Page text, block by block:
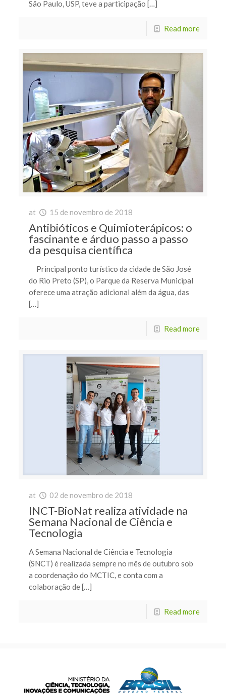
São Paulo, USP, teve a participação […]
Read more
at 15 de novembro de 2018
Antibióticos e Quimioterápicos: o
fascinante e árduo passo a passo
da pesquisa científica
Principal ponto turístico da cidade de São José
do Rio Preto (SP), o Parque da Reserva Municipal
oferece uma atração adicional além da água, das
[…]
Read more
at 02 de novembro de 2018
INCT-BioNat realiza atividade na
Semana Nacional de Ciência e
Tecnologia
A Semana Nacional de Ciência e Tecnologia
(SNCT) é realizada sempre no mês de outubro sob
a coordenação do MCTIC, e conta com a
colaboração de […]
Read more